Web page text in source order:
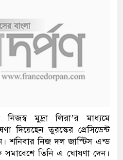
মুদ্রা লিরা’র মাধ্যমে
দিয়েছেন তুরস্কের প্রেসিডেন্ট
শনিবার নিজ দল জাস্টিস এন্ড
সমাবেশে তিনি এ ঘোষণা দেন।